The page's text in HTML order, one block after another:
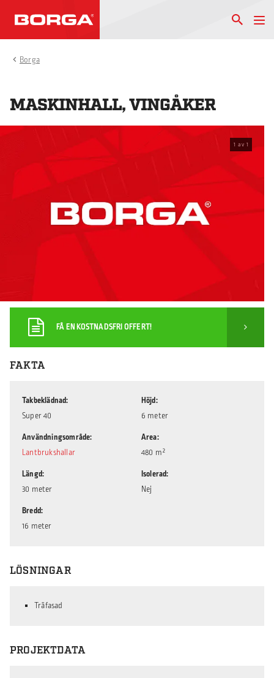
Borga
MASKINHALL, VINGÅKER
1 av 1
FÅ EN KOSTNADSFRI OFFERT!
FAKTA
Takbeklädnad
Super 40
Användningsområde
Lantbrukshallar
Längd
30 meter
Bredd
16 meter
Höjd
6 meter
Area
480 m²
Isolerad
Nej
LÖSNINGAR
Träfasad
PROJEKTDATA